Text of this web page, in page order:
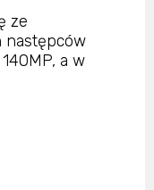
ze
następców
a w